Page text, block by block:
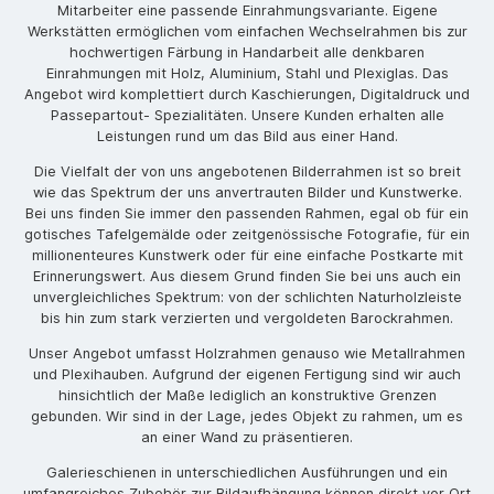
Mitarbeiter eine passende Einrahmungsvariante. Eigene
Werkstätten ermöglichen vom einfachen Wechselrahmen bis zur
hochwertigen Färbung in Handarbeit alle denkbaren
Einrahmungen mit Holz, Aluminium, Stahl und Plexiglas. Das
Angebot wird komplettiert durch Kaschierungen, Digitaldruck und
Passepartout- Spezialitäten. Unsere Kunden erhalten alle
Leistungen rund um das Bild aus einer Hand.
Die Vielfalt der von uns angebotenen Bilderrahmen ist so breit
wie das Spektrum der uns anvertrauten Bilder und Kunstwerke.
Bei uns finden Sie immer den passenden Rahmen, egal ob für ein
gotisches Tafelgemälde oder zeitgenössische Fotografie, für ein
millionenteures Kunstwerk oder für eine einfache Postkarte mit
Erinnerungswert. Aus diesem Grund finden Sie bei uns auch ein
unvergleichliches Spektrum: von der schlichten Naturholzleiste
bis hin zum stark verzierten und vergoldeten Barockrahmen.
Unser Angebot umfasst Holzrahmen genauso wie Metallrahmen
und Plexihauben. Aufgrund der eigenen Fertigung sind wir auch
hinsichtlich der Maße lediglich an konstruktive Grenzen
gebunden. Wir sind in der Lage, jedes Objekt zu rahmen, um es
an einer Wand zu präsentieren.
Galerieschienen in unterschiedlichen Ausführungen und ein